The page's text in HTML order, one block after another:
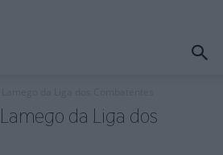
da Liga dos Combatentes
da Liga dos